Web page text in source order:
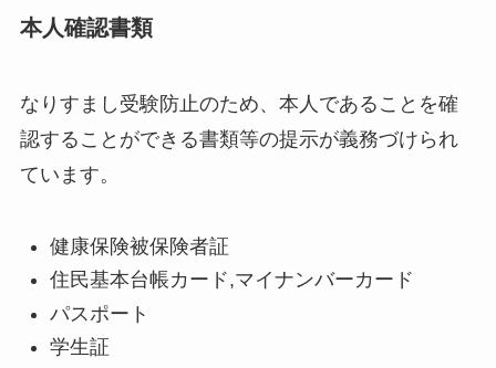
本人確認書類
なりすまし受験防止のため、本人であることを確
認することができる書類等の提示が義務づけられ
ています。
健康保険被保険者証
住民基本台帳カード,マイナンバーカード
パスポート
学生証